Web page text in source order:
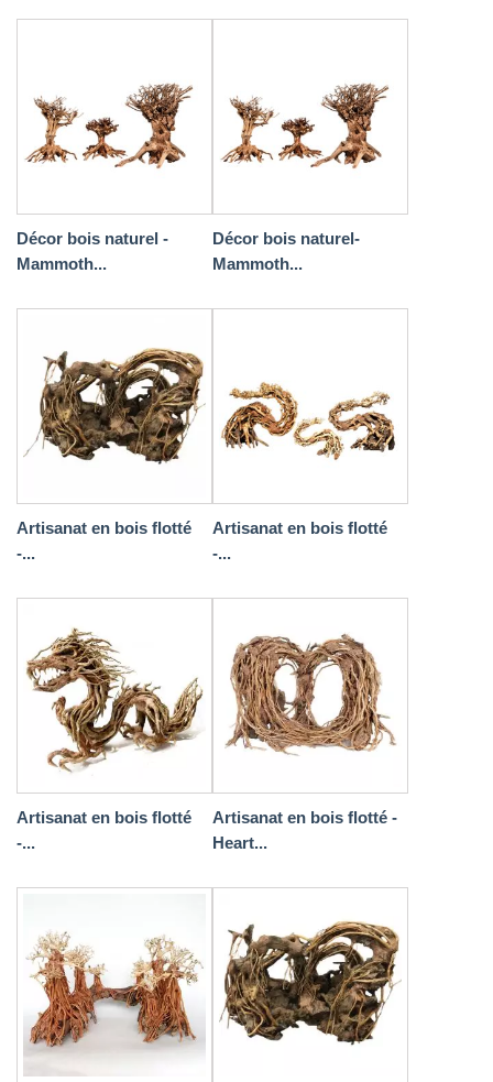
Décor bois naturel -
Mammoth...
Décor bois naturel-
Mammoth...
Artisanat en bois flotté
-...
Artisanat en bois flotté
-...
Artisanat en bois flotté
-...
Artisanat en bois flotté -
Heart...